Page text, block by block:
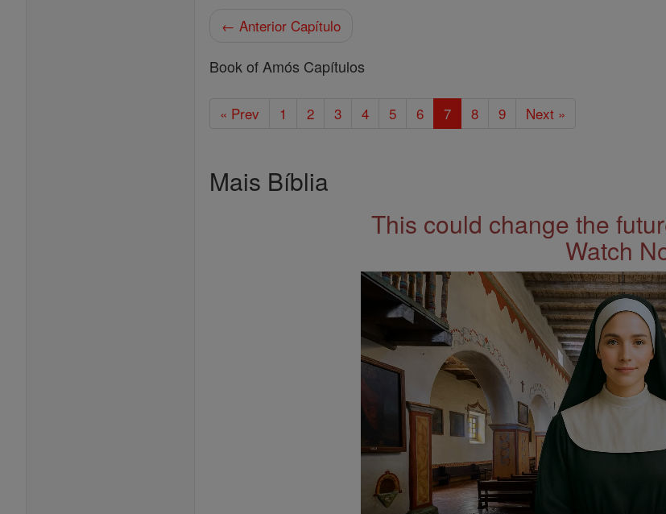
← Anterior Capítulo
Book of Amós Capítulos
« Prev 1 2 3 4 5 6 7 8 9 Next »
Mais Bíblia
This could change the
Watch